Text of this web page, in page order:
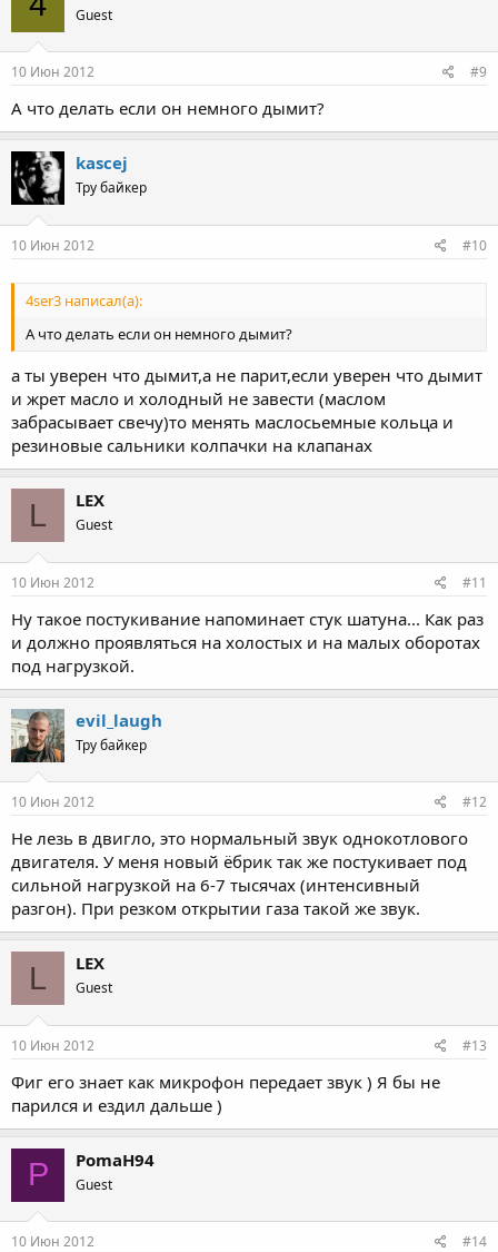
Guest
10 Июн 2012 #9
А что делать если он немного дымит?
kascej
Тру байкер
10 Июн 2012 #10
4ser3 написал(а):
А что делать если он немного дымит?
а ты уверен что дымит,а не парит,если уверен что дымит
и жрет масло и холодный не завести (маслом
забрасывает свечу)то менять маслосьемные кольца и
резиновые сальники колпачки на клапанах
L LEX
Guest
10 Июн 2012 #11
Ну такое постукивание напоминает стук шатуна... Как раз
и должно проявляться на холостых и на малых оборотах
под нагрузкой.
evil_laugh
Тру байкер
10 Июн 2012 #12
Не лезь в двигло, это нормальный звук однокотлового
двигателя. У меня новый ёбрик так же постукивает под
сильной нагрузкой на 6-7 тысячах (интенсивный
разгон). При резком открытии газа такой же звук.
L LEX
Guest
10 Июн 2012 #13
Фиг его знает как микрофон передает звук ) Я бы не
парился и ездил дальше )
P PomaH94
Guest
10 Июн 2012 #14